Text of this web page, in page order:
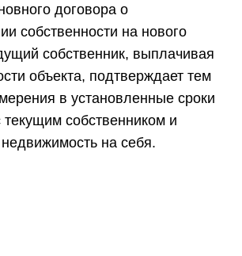
договора о
собственности на нового
собственник, выплачивая
объекта, подтверждает тем
в установленные сроки
текущим собственником и
на себя.